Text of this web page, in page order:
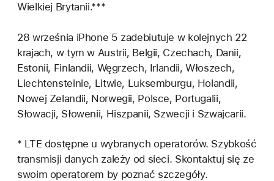
Wielkiej Brytanii.***
28 września iPhone 5 zadebiutuje w kolejnych 22
krajach, w tym w Austrii, Belgii, Czechach, Danii,
Estonii, Finlandii, Węgrzech, Irlandii, Włoszech,
Liechtensteinie, Litwie, Luksemburgu, Holandii,
Nowej Zelandii, Norwegii, Polsce, Portugalii,
Słowacji, Słowenii, Hiszpanii, Szwecji i Szwajcarii.
* LTE dostępne u wybranych operatorów. Szybkość
transmisji danych zależy od sieci. Skontaktuj się ze
swoim operatorem by poznać szczegóły.